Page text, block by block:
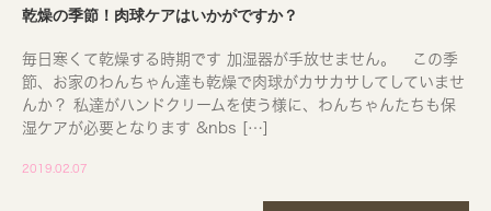
乾燥の季節！肉球ケアはいかがですか？
毎日寒くて乾燥する時期です 加湿器が手放せません。 この季
節、お家のわんちゃん達も乾燥で肉球がカサカサしてしていませ
んか？ 私達がハンドクリームを使う様に、わんちゃんたちも保
湿ケアが必要となります &nbs […]
2019.02.07